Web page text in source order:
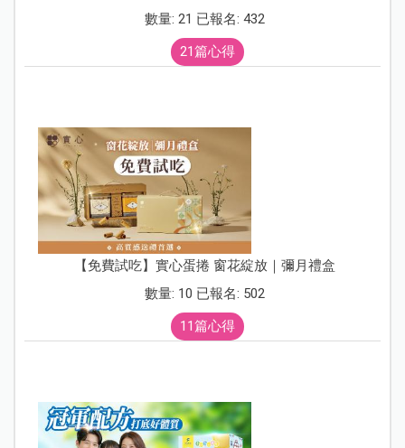
數量: 21 已報名: 432
21篇心得
【免費試吃】實心蛋捲 窗花綻放｜彌月禮盒
數量: 10 已報名: 502
11篇心得